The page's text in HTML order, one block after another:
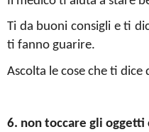
Ti da buoni consigli e ti
ti fanno guarire.
Ascolta le cose che ti
6. non toccare gli